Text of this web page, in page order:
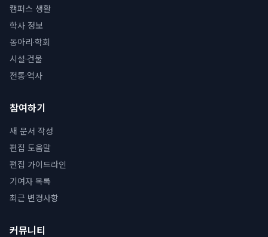
캠퍼스 생활
학사 정보
동아리·학회
시설·건물
전통·역사
참여하기
새 문서 작성
편집 도움말
편집 가이드라인
기여자 목록
최근 변경사항
커뮤니티